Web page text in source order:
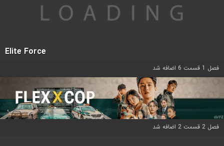
Elite Force
فصل 1 قسمت 6 اضافه شد
فصل 2 قسمت 2 اضافه شد